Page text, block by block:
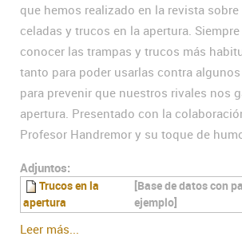
que hemos realizado en la revista
celadas y trucos en la apertura.
conocer las trampas y trucos más
tanto para poder usarlas contra
para prevenir que nuestros rivales nos
apertura. Presentado con la
Profesor Handremor y su toque de
Adjuntos:
Trucos en la
apertura
[Base de datos con
ejemplo]
Leer más...